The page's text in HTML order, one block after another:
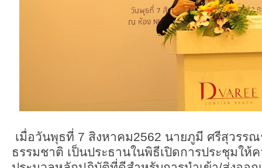
เมื่อวันพุธที่ 7 สิงหาคม2562 นายภูมี ศรีสุวรรณ
ธรรมชาติ เป็นประธานในพิธีเปิดการประชุมให้